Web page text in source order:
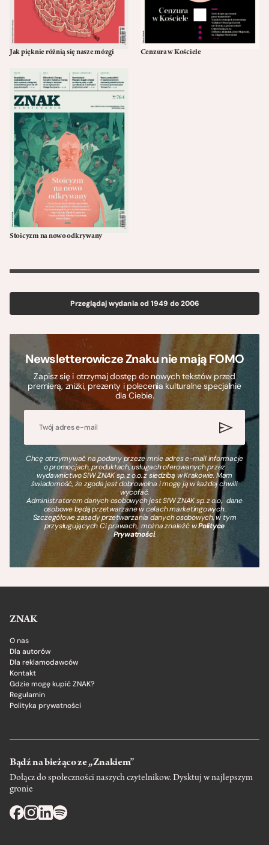
03/19
Jak pięknie różnią się nasze mózgi 02/19
Cenzura w Kościele
01/19
Stoicyzm na nowo odkrywany
Przeglądaj wydania od 1949 do 2006
Newsletterowicze Znaku nie mają FOMO
Zapisz się i otrzymaj dostęp do nowych tekstów przed
premierą, zniżki, prezenty i polecenia kulturalne specjalnie
dla Ciebie.
Chcę otrzymywać na podany przeze mnie adres e-mail informacje
o promocjach, produktach, usługach oferowanych przez
wydawnictwo SIW ZNAK sp. z o.o. z siedzibą w Krakowie. Mam
świadomość, że zgoda jest dobrowolna i mogę ją w każdej chwili
wycofać.
Administratorem danych osobowych jest SIW ZNAK sp. z o.o., dane
osobowe będą przetwarzane w celach marketingowych.
Szczegółowe zasady przetwarzania danych osobowych, w tym
przysługujących Ci prawach, można znaleźć wPolityce
Prywatności.
ZNAK
O nas
Dla autorów
Dla reklamodawców
Kontakt
Gdzie mogę kupić ZNAK?
Regulamin
Polityka prywatności
Bądź na bieżąco ze „Znakiem”
Dołącz do społeczności naszych czytelnikow. Dysktuj w najlepszym
gronie